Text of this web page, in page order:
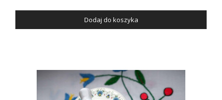
Dodaj do koszyka